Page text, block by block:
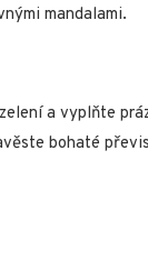
mandalami.
a vyplňte
bohaté